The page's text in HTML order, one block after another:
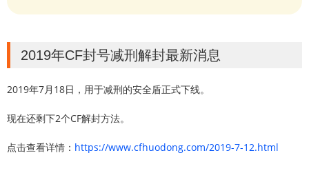
2019年CF封号减刑解封最新消息
2019年7月18日，用于减刑的安全盾正式下线。
现在还剩下2个CF解封方法。
点击查看详情： https://www.cfhuodong.com/2019-7-12.html